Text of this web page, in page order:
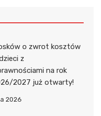
o zwrot kosztów
z
na rok
2027 już otwarty!
2026